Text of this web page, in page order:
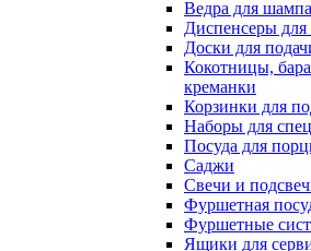
Ведра для
Диспенсеры
Доски для
Кокотницы,
креманки
Корзинки для
Наборы для
Посуда для
Саджи
Свечи и
Фуршетная
Фуршетные
Ящики для